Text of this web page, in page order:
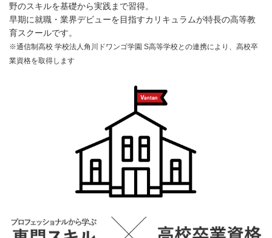
野のスキルを基礎から実践まで習得。
早期に就職・業界デビューを目指すカリキュラムが特長の高等教
育スクールです。
※通信制高校 学校法人角川ドワンゴ学園 S高等学校との連携により、高校卒
業資格を取得します